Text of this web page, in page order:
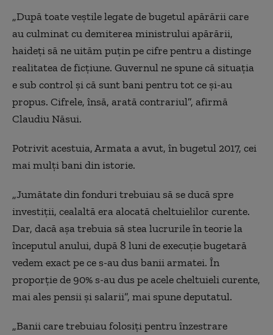
„După toate veștile legate de bugetul apărării care
au culminat cu demiterea ministrului apărării,
haideți să ne uităm puțin pe cifre pentru a distinge
realitatea de ficțiune. Guvernul ne spune că situația
e sub control și că sunt bani pentru tot ce și-au
propus. Cifrele, însă, arată contrariul”, afirmă
Claudiu Năsui.
Potrivit acestuia, Armata a avut, în bugetul 2017, cei
mai mulți bani din istorie.
„Jumătate din fonduri trebuiau să se ducă spre
investiții, cealaltă era alocată cheltuielilor curente.
Dar, dacă așa trebuia să stea lucrurile în teorie la
începutul anului, după 8 luni de execuție bugetară
vedem exact pe ce s-au dus banii armatei. În
proporție de 90% s-au dus pe acele cheltuieli curente,
mai ales pensii și salarii”, mai spune deputatul.
„Banii care trebuiau folosiți pentru înzestrare